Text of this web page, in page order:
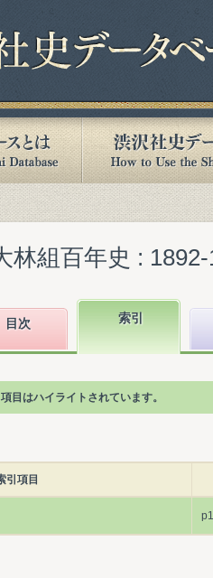
林組百年史 :
目次 索引
目はハイライトされています。
引項目